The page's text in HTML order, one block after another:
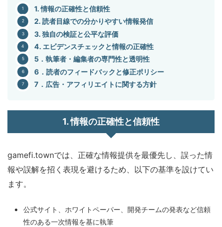
1. 情報の正確性と信頼性
2. 読者目線での分かりやすい情報発信
3. 独自の検証と公平な評価
4. エビデンスチェックと情報の正確性
5．執筆者・編集者の専門性と透明性
6．読者のフィードバックと修正ポリシー
7．広告・アフィリエイトに関する方針
1. 情報の正確性と信頼性
gamefi.townでは、正確な情報提供を最優先し、誤った情
報や誤解を招く表現を避けるため、以下の基準を設けてい
ます。
公式サイト、ホワイトペーパー、開発チームの発表など信頼
性のある一次情報を基に執筆